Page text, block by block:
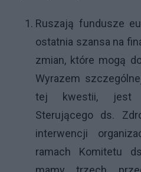
Ruszają fundusze
ostatnia szansa na
zmian, które mogą
Wyrazem
tej kwestii, jest
Sterującego ds.
interwencji
ramach Komitetu